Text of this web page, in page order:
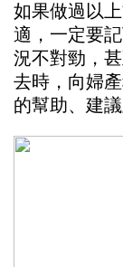
如果做過以
適，一定要
況不對勁，
去時，向婦
的幫助、建議